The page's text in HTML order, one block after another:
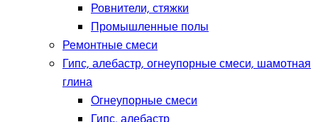
Ровнители, стяжки
Промышленные полы
Ремонтные смеси
Гипс, алебастр, огнеупорные смеси, шамотная
глина
Огнеупорные смеси